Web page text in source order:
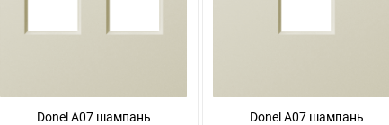
Donel A07 шампань
Donel A07 шампань